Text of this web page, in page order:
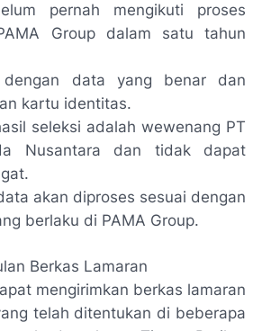
pernah mengikuti proses
Group dalam satu tahun
data yang benar dan
kartu identitas.
seleksi adalah wewenang PT
Nusantara dan tidak dapat
akan diproses sesuai dengan
berlaku di PAMA Group.
Berkas Lamaran
mengirimkan berkas lamaran
telah ditentukan di beberapa